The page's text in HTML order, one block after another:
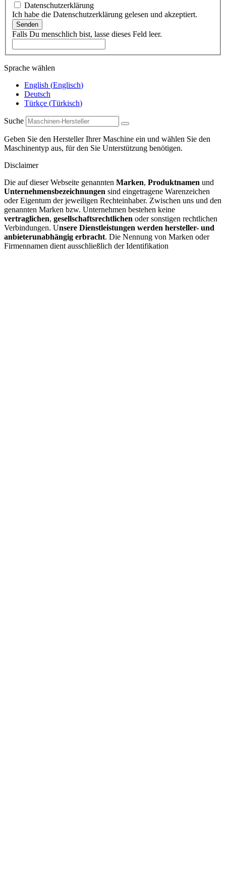
Datenschutzerklärung
Ich habe die Datenschutzerklärung gelesen und akzeptiert.
Senden
Falls Du menschlich bist, lasse dieses Feld leer.
Sprache wählen
English (Englisch)
Deutsch
Türkçe (Türkisch)
Suche
Geben Sie den Hersteller Ihrer Maschine ein und wählen Sie den
Maschinentyp aus, für den Sie Unterstützung benötigen.
Disclaimer
Die auf dieser Webseite genannten Marken, Produktnamen und
Unternehmensbezeichnungen sind eingetragene Warenzeichen
oder Eigentum der jeweiligen Rechteinhaber. Zwischen uns und den
genannten Marken bzw. Unternehmen bestehen keine
vertraglichen, gesellschaftsrechtlichen oder sonstigen rechtlichen
Verbindungen. Unsere Dienstleistungen werden hersteller- und
anbieterunabhängig erbracht. Die Nennung von Marken oder
Firmennamen dient ausschließlich der Identifikation